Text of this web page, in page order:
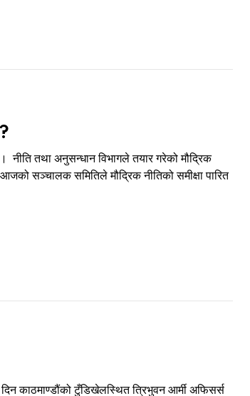
नीति तथा अनुसन्धान विभागले तयार गरेको मौद्रिक
सञ्चालक समितिले मौद्रिक नीतिको समीक्षा पारित
काठमाण्डौंको टुँडिखेलस्थित त्रिभुवन आर्मी अफिसर्स